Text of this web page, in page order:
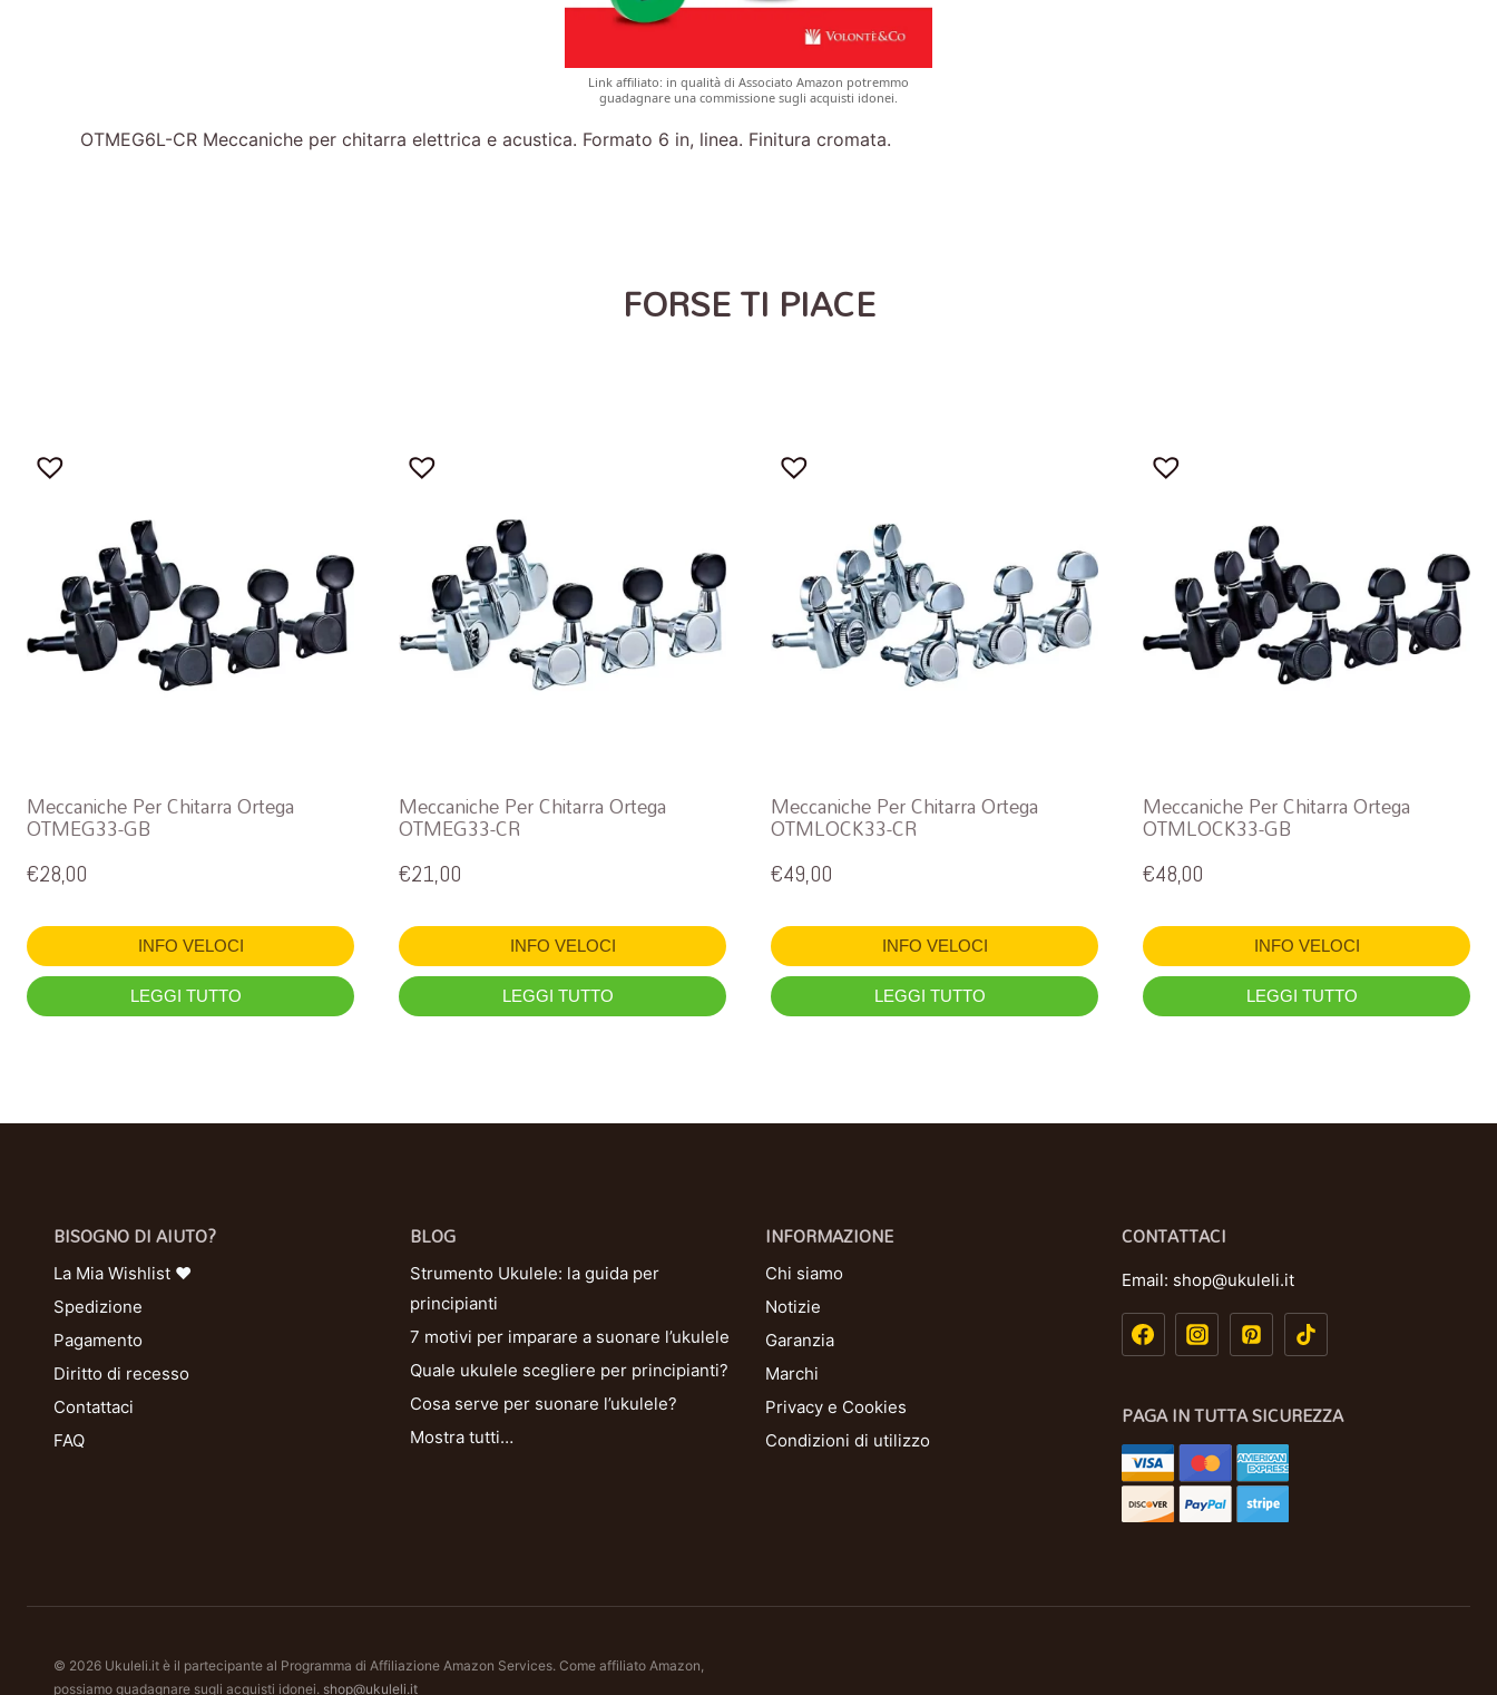
Link affiliato: in qualità di Associato Amazon potremmo
guadagnare una commissione sugli acquisti idonei.
OTMEG6L-CR Meccaniche per chitarra elettrica e acustica. Formato 6 in, linea. Finitura cromata.
FORSE TI PIACE
Meccaniche Per Chitarra Ortega
OTMEG33-GB
€28,00
INFO VELOCI
LEGGI TUTTO
Meccaniche Per Chitarra Ortega
OTMEG33-CR
€21,00
INFO VELOCI
LEGGI TUTTO
Meccaniche Per Chitarra Ortega
OTMLOCK33-CR
€49,00
INFO VELOCI
LEGGI TUTTO
Meccaniche Per Chitarra Ortega
OTMLOCK33-GB
€48,00
INFO VELOCI
LEGGI TUTTO
BISOGNO DI AIUTO?
La Mia Wishlist ❤
Spedizione
Pagamento
Diritto di recesso
Contattaci
FAQ
BLOG
Strumento Ukulele: la guida per
principianti
7 motivi per imparare a suonare l’ukulele
Quale ukulele scegliere per principianti?
Cosa serve per suonare l’ukulele?
Mostra tutti…
INFORMAZIONE
Chi siamo
Notizie
Garanzia
Marchi
Privacy e Cookies
Condizioni di utilizzo
CONTATTACI
Email: shop@ukuleli.it
PAGA IN TUTTA SICUREZZA
© 2026 Ukuleli.it è il partecipante al Programma di Affiliazione Amazon Services. Come affiliato Amazon,
possiamo guadagnare sugli acquisti idonei. shop@ukuleli.it